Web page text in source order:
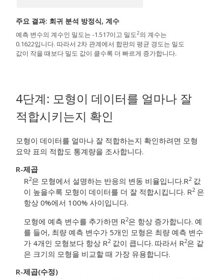
주요 결과: 회귀 분석 방정식, 계수
예측 변수의 계수인 밀도는 -1.517이고 밀도2의 계수는
0.1622입니다. 따라서 2차 관계에서 합판의 평균 경도는 밀도
값이 작을 때보다 밀도 값이 클수록 더 빠르게 증가합니다.
4단계: 모형이 데이터를 얼마나 잘
적합시키는지 확인
모형이 데이터를 얼마나 잘 적합하는지 확인하려면 모형
요약 표의 적합도 통계량을 조사합니다.
R-제곱
R2은 모형에서 설명하는 반응의 변동 비율입니다.R2값
이 높을수록 모형이 데이터를 더 잘 적합시킵니다. R2은
항상 0%에서 100% 사이입니다.
모형에 예측 변수를 추가하면 R2은 항상 증가합니다. 예
를 들어, 최량 예측 변수가 5개인 모형은 최량 예측 변수
가 4개인 모형보다 항상 R2값이 큽니다. 따라서 R2은 같
은 크기의 모형을 비교할 때 가장 유용합니다.
R-제곱(수정)